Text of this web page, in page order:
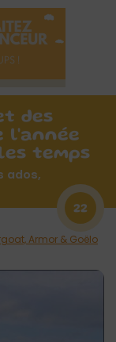
des
temps
ados,
22
Armor & Goëlo